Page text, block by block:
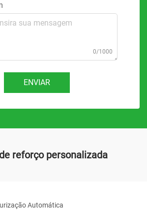
0/1000
ENVIAR
reforço personalizada
Automática